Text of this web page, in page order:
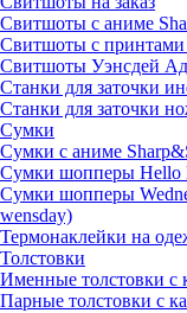
Свитшоты с аниме
Свитшоты с
Свитшоты Уэнсдей
Станки для заточки
Станки для заточки
Сумки
Сумки с аниме
Сумки шопперы Hello
Сумки шопперы
wensday)
Термонаклейки на
Толстовки
Именные толстовки
Парные толстовки с